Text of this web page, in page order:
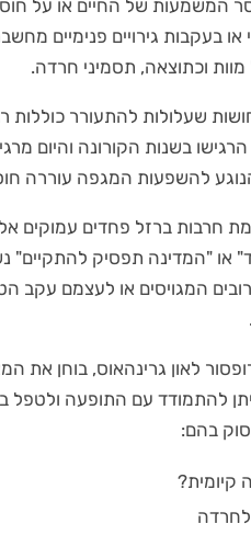
המשמעות של החיים או על
או בעקבות גירויים פנימיים
וכתוצאה, תסמיני חרדה.
שעלולות להתעורר כוללות
בשנות הקורונה והיום
להשפעות המגפה עוררה
חרבות ברזל פחדים עמוקים
המגויסים או לעצמם
לאון גרינהאוס, בוחן את
להתמודד עם התופעה
בהם:
קיומית?
לחרדה